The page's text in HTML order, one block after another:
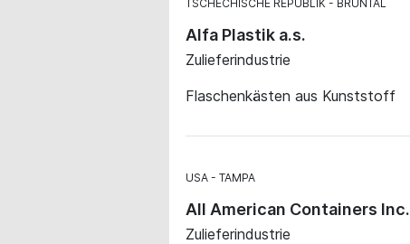
TSCHECHISCHE REPUBLIK BRUNTÁL
Alfa Plastik a.s.
Zulieferindustrie
Flaschenkästen aus Kunststoff
USA TAMPA
All American Containers Inc.
Zulieferindustrie